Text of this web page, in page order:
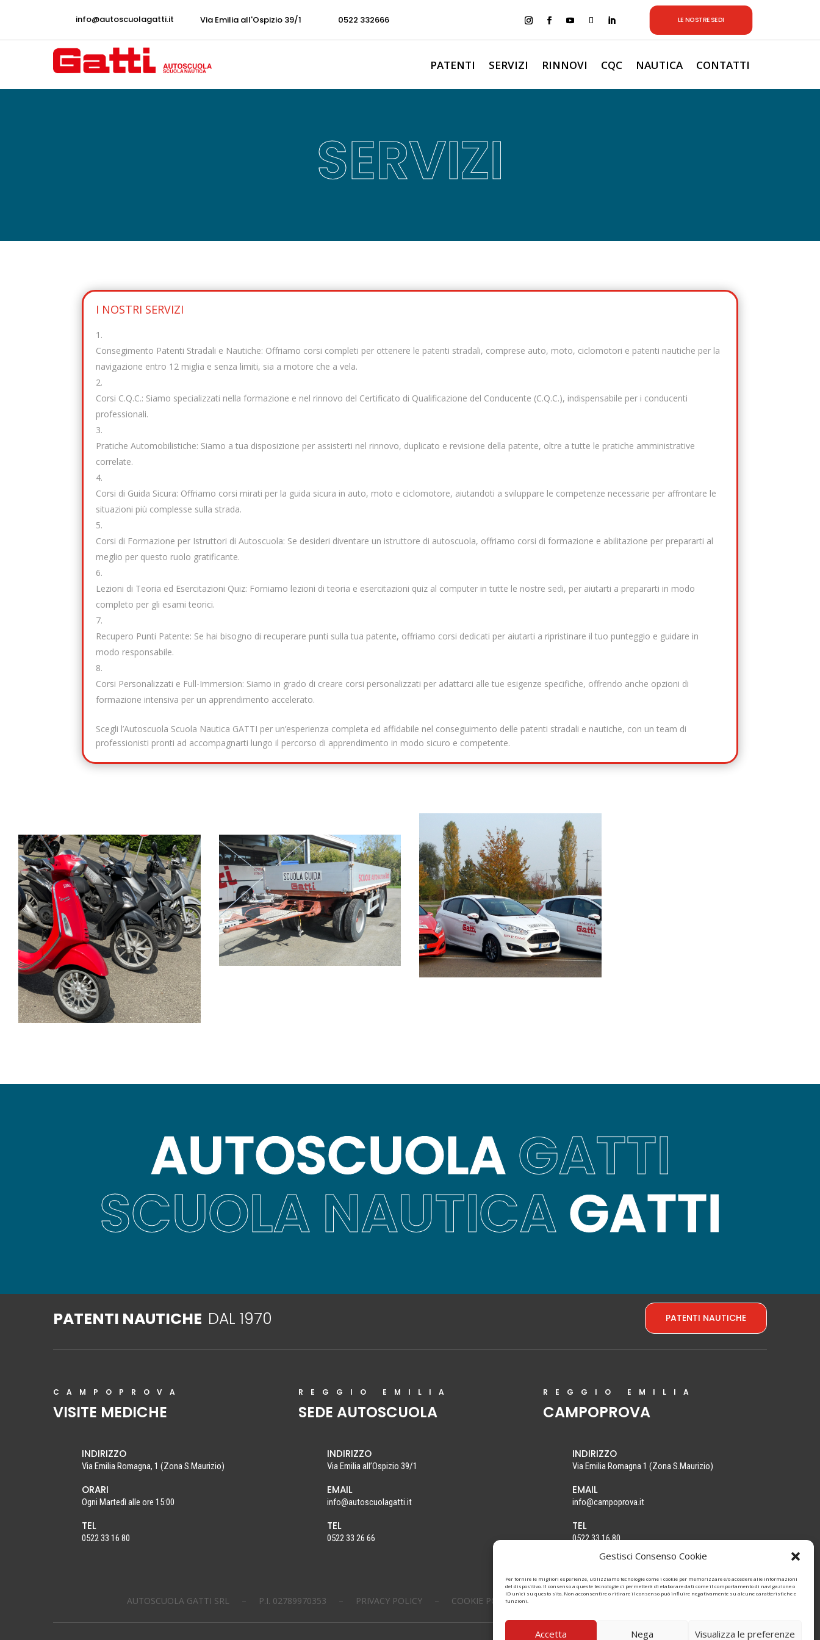
Gestisci Consenso Cookie
Per fornire le migliori esperienze, utilizziamo tecnologie come i cookie per memorizzare e/o accedere alle informazioni
del dispositivo. Il consenso a queste tecnologie ci permetterà di elaborare dati come il comportamento di navigazione o
ID unici su questo sito. Non acconsentire o ritirare il consenso può influire negativamente su alcune caratteristiche e
funzioni.
Accetta Nega Visualizza le preferenze
info@autoscuolagatti.it Via Emilia all'Ospizio 39/1 0522 332666 LE NOSTRE SEDI
PATENTI SERVIZI RINNOVI CQC NAUTICA CONTATTI
SERVIZI
I NOSTRI SERVIZI
Consegimento Patenti Stradali e Nautiche: Offriamo corsi completi per ottenere le patenti stradali, comprese auto, moto, ciclomotori e patenti nautiche per la
navigazione entro 12 miglia e senza limiti, sia a motore che a vela.
Corsi C.Q.C.: Siamo specializzati nella formazione e nel rinnovo del Certificato di Qualificazione del Conducente (C.Q.C.), indispensabile per i conducenti
professionali.
Pratiche Automobilistiche: Siamo a tua disposizione per assisterti nel rinnovo, duplicato e revisione della patente, oltre a tutte le pratiche amministrative
correlate.
Corsi di Guida Sicura: Offriamo corsi mirati per la guida sicura in auto, moto e ciclomotore, aiutandoti a sviluppare le competenze necessarie per affrontare le
situazioni più complesse sulla strada.
Corsi di Formazione per Istruttori di Autoscuola: Se desideri diventare un istruttore di autoscuola, offriamo corsi di formazione e abilitazione per prepararti al
meglio per questo ruolo gratificante.
Lezioni di Teoria ed Esercitazioni Quiz: Forniamo lezioni di teoria e esercitazioni quiz al computer in tutte le nostre sedi, per aiutarti a prepararti in modo
completo per gli esami teorici.
Recupero Punti Patente: Se hai bisogno di recuperare punti sulla tua patente, offriamo corsi dedicati per aiutarti a ripristinare il tuo punteggio e guidare in
modo responsabile.
Corsi Personalizzati e Full-Immersion: Siamo in grado di creare corsi personalizzati per adattarci alle tue esigenze specifiche, offrendo anche opzioni di
formazione intensiva per un apprendimento accelerato.
Scegli l’Autoscuola Scuola Nautica GATTI per un’esperienza completa ed affidabile nel conseguimento delle patenti stradali e nautiche, con un team di
professionisti pronti ad accompagnarti lungo il percorso di apprendimento in modo sicuro e competente.
AUTOSCUOLAGATTI
SCUOLA NAUTICAGATTI
PATENTI NAUTICHE DAL 1970 PATENTI NAUTICHE
CAMPOPROVA
VISITE MEDICHE
INDIRIZZO
Via Emilia Romagna, 1 (Zona S.Maurizio)
ORARI
Ogni Martedì alle ore 15:00
TEL
0522 33 16 80
REGGIO EMILIA
SEDE AUTOSCUOLA
INDIRIZZO
Via Emilia all’Ospizio 39/1
EMAIL
info@autoscuolagatti.it
TEL
0522 33 26 66
REGGIO EMILIA
CAMPOPROVA
INDIRIZZO
Via Emilia Romagna 1 (Zona S.Maurizio)
EMAIL
info@campoprova.it
TEL
0522 33 16 80
AUTOSCUOLA GATTI SRL – P.I. 02789970353 – PRIVACY POLICY– COOKIE POLICY– INFORMATIVA CLIENTI E FORNITORI